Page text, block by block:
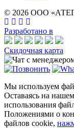
© 2026 ООО
Разработано в
Скидочная карта
Мы используем
Оставаясь на
использования
Положениями о
файлов cookie,